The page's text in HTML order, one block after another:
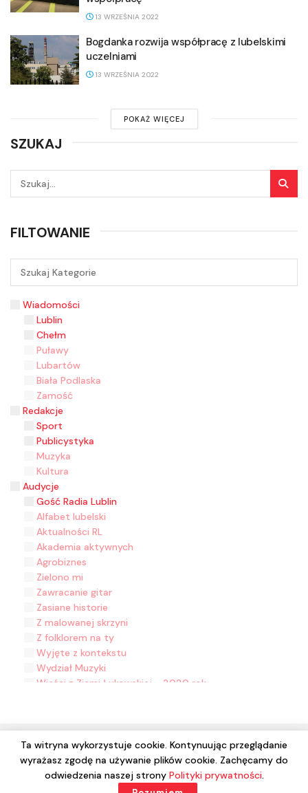
13 WRZEŚNIA 2022
Bogdanka rozwija współpracę z lubelskimi
uczelniami
13 WRZEŚNIA 2022
POKAŻ WIĘCEJ
SZUKAJ
FILTOWANIE
Wiadomości
Lublin
Chełm
Puławy
Lubartów
Biała Podlaska
Zamość
Redakcje
Sport
Publicystyka
Muzyka
Kultura
Audycje
Gość Radia Lublin
Alfabet lubelski
Aktualności RL
Akademia aktywnych
Agrobiznes
Zielono mi
Zawracanie gitar
Zasiane historie
Z malowanej skrzyni
Z folklorem na ty
Wyjęte z kontekstu
Wydział Muzyki
Wieści z Ziemi Łukowskiej - 2020 rok
W drewniakach
W co się bawić?
Tylko po polsku
Trele morele
© 2024 Wszelkie prawa zastrzeżone. Radio Lublin S.A. w
likwidacji
Ta witryna wykorzystuje cookie. Kontynuując przeglądanie
wyrażasz zgodę na używanie plików cookie. Zachęcamy do
odwiedzenia naszej strony Polityki prywatności.